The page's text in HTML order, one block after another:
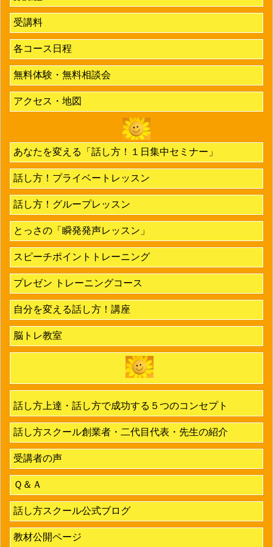
受講料
各コース日程
無料体験・無料相談会
アクセス・地図
あなたを変える「話し方！１日集中セミナー」
話し方！プライベートレッスン
話し方！グループレッスン
とっさの「瞬発発声レッスン」
スピーチポイントトレーニング
プレゼン トレーニングコース
自分を変える話し方！講座
脳トレ教室
話し方上達・話し方で成功する５つのコンセプト
話し方スクール創業者・二代目代表・先生の紹介
受講者の声
Ｑ＆Ａ
話し方スクール公式ブログ
教材公開ページ